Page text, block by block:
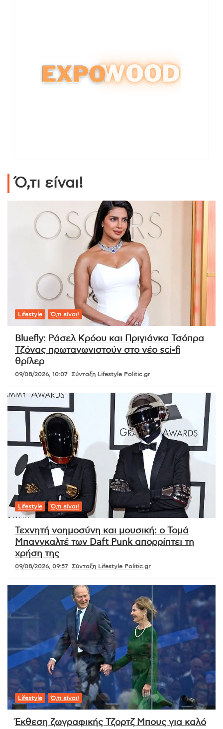
Ό,τι είναι!
Lifestyle Ό,τι είναι!
Bluefly: Ράσελ Κρόου και Πριγιάνκα Τσόπρα
Τζόνας πρωταγωνιστούν στο νέο sci-fi
θρίλερ
09/08/2026, 10:07 Σύνταξη Lifestyle Politic.gr
Lifestyle Ό,τι είναι!
Τεχνητή νοημοσύνη και μουσική: ο Τομά
Μπανγκαλτέ των Daft Punk απορρίπτει τη
χρήση της
09/08/2026, 09:57 Σύνταξη Lifestyle Politic.gr
Lifestyle Ό,τι είναι!
Έκθεση ζωγραφικής Τζορτζ Μπους για καλό